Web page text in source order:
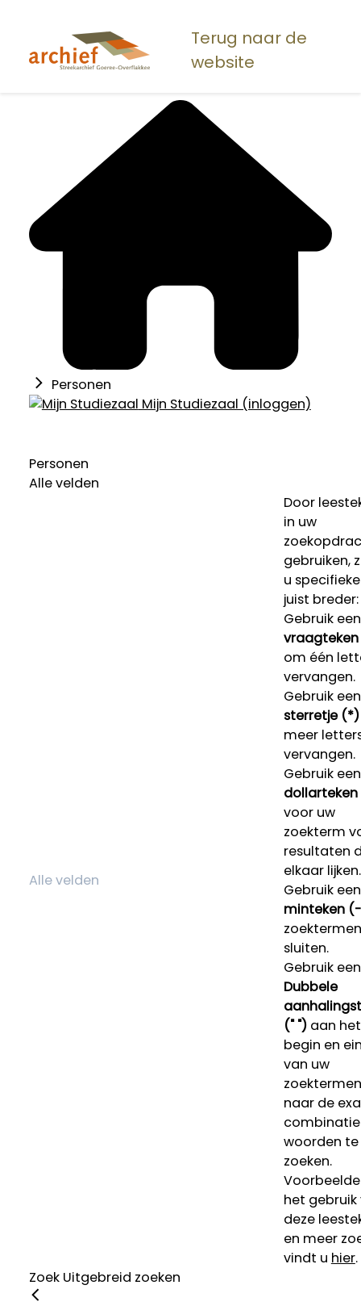
naar
Terug naar de
website
Personen
Mijn Studiezaal (inloggen)
Personen
Alle velden
Door
in uw
gebruiken,
u
juist breder:
Gebruik een
om één
vervangen.
Gebruik een
sterretje (*)
meer
vervangen.
Gebruik een
voor uw
zoekterm
resultaten
elkaar lijken.
Gebruik een
minteken
sluiten.
Gebruik een
Dubbele
(" ")aan het
begin en
van uw
naar de
woorden te
zoeken.
het gebruik
deze
en meer
vindt u hier.
Zoek Uitgebreid zoeken